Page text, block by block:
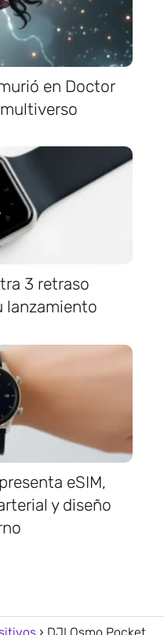
en Doctor
3 retraso
lanzamiento
eSIM,
y diseño
DJI Osmo Pocket